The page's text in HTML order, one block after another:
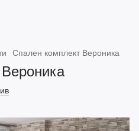
Спален комплект Вероника